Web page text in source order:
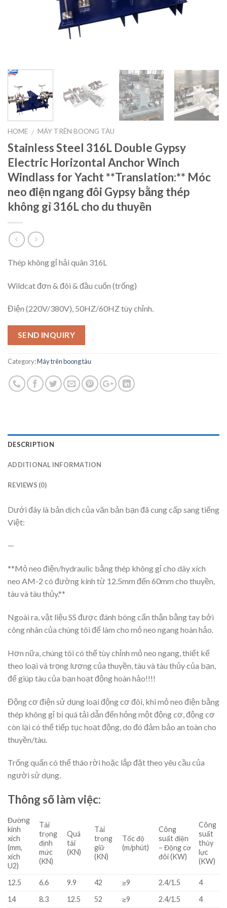
HOME / MÁY TRÊN BOONG TÀU
Stainless Steel 316L Double Gypsy
Electric Horizontal Anchor Winch
Windlass for Yacht **Translation:** Móc
neo điện ngang đôi Gypsy bằng thép
không gỉ 316L cho du thuyền
Thép không gỉ hải quân 316L
Wildcat đơn & đôi & đầu cuốn (trống)
Điện (220V/380V), 50HZ/60HZ tùy chỉnh.
SEND INQUIRY
Category:Máy trên boong tàu
DESCRIPTION
ADDITIONAL INFORMATION
REVIEWS (0)
Dưới đây là bản dịch của văn bản bạn đã cung cấp sang tiếng
Việt:
—
**Mỏ neo điện/hydraulic bằng thép không gỉ cho dây xích
neo AM-2 có đường kính từ 12.5mm đến 60mm cho thuyền,
tàu và tàu thủy.**
Ngoài ra, vật liệu SS được đánh bóng cẩn thận bằng tay bởi
công nhân của chúng tôi để làm cho mỏ neo ngang hoàn hảo.
Hơn nữa, chúng tôi có thể tùy chỉnh mỏ neo ngang, thiết kế
theo loại và trọng lượng của thuyền, tàu và tàu thủy của bạn,
để giúp tàu của bạn hoạt động hoàn hảo!!!!
Động cơ điện sử dụng loại động cơ đôi, khi mỏ neo điện bằng
thép không gỉ bị quá tải dẫn đến hỏng một động cơ, động cơ
còn lại có thể tiếp tục hoạt động, do đó đảm bảo an toàn cho
thuyền/tàu.
Trống quấn có thể tháo rời hoặc lắp đặt theo yêu cầu của
người sử dụng.
Thông số làm việc:
Đường
kính
xích
(mm,
xích
U2)
Tải
trọng
định
mức
(KN)
Quá
tải
(KN)
Tải
trọng
giữ
(KN)
Tốc độ
(m/phút)
Công
suất điện
– Động cơ
đôi (KW)
Công
suất
thủy
lực
(KW)
12.5 6.6 9.9 42 ≥9 2.4/1.5
4
14
8.3 12.5 52 ≥9 2.4/1.5 4